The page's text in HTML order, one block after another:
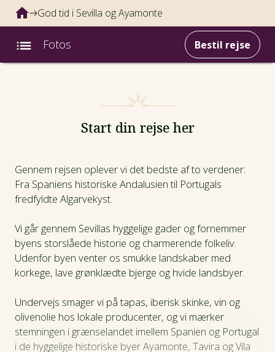
God tid i Sevilla og Ayamonte
Fotos Bestil rejse
Prisinfo
Hotel
Start din rejse her
Gennem rejsen oplever vi det bedste af to verdener:
Fra Spaniens historiske Andalusien til Portugals
fredfyldte Algarvekyst.
Vi går gennem Sevillas hyggelige gader og fornemmer
byens storslåede historie og charmerende folkeliv.
Udenfor byen venter os smukke landskaber med
korkege, lave grønklædte bjerge og hvide landsbyer.
Undervejs smager vi på tapas, iberisk skinke, vin og
olivenolie hos lokale producenter, og vi mærker
stemningen i grænselandet imellem Spanien og Portugal
i de hyggelige historiske byer Ayamonte, Tavira og Vila